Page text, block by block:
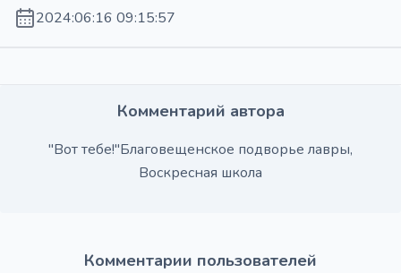
2024:06:16 09:15:57
Комментарий автора
"Вот тебе!"Благовещенское подворье лавры,
Воскресная школа
Комментарии пользователей